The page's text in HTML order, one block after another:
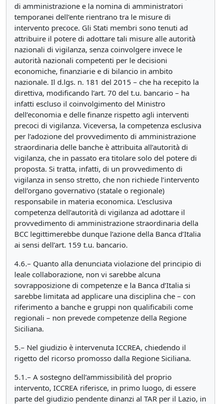
di amministrazione e la nomina di amministratori
temporanei dell’ente rientrano tra le misure di
intervento precoce. Gli Stati membri sono tenuti ad
attribuire il potere di adottare tali misure alle autorità
nazionali di vigilanza, senza coinvolgere invece le
autorità nazionali competenti per le decisioni
economiche, finanziarie e di bilancio in ambito
nazionale. Il d.lgs. n. 181 del 2015 – che ha recepito la
direttiva, modificando l’art. 70 del t.u. bancario – ha
infatti escluso il coinvolgimento del Ministro
dell’economia e delle finanze rispetto agli interventi
precoci di vigilanza. Viceversa, la competenza esclusiva
per l’adozione del provvedimento di amministrazione
straordinaria delle banche è attribuita all’autorità di
vigilanza, che in passato era titolare solo del potere di
proposta. Si tratta, infatti, di un provvedimento di
vigilanza in senso stretto, che non richiede l’intervento
dell’organo governativo (statale o regionale)
responsabile in materia economica. L’esclusiva
competenza dell’autorità di vigilanza ad adottare il
provvedimento di amministrazione straordinaria della
BCC legittimerebbe dunque l’azione della Banca d’Italia
ai sensi dell’art. 159 t.u. bancario.
4.6.– Quanto alla denunciata violazione del principio di
leale collaborazione, non vi sarebbe alcuna
sovrapposizione di competenze e la Banca d’Italia si
sarebbe limitata ad applicare una disciplina che – con
riferimento a banche e gruppi non qualificabili come
regionali – non prevede competenze della Regione
Siciliana.
5.– Nel giudizio è intervenuta ICCREA, chiedendo il
rigetto del ricorso promosso dalla Regione Siciliana.
5.1.– A sostegno dell’ammissibilità del proprio
intervento, ICCREA riferisce, in primo luogo, di essere
parte del giudizio pendente dinanzi al TAR per il Lazio, in